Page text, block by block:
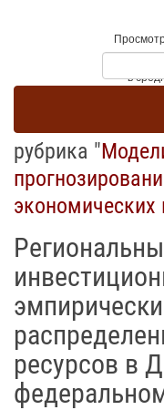
* - в
рубрика "
экономических
ресурсов в